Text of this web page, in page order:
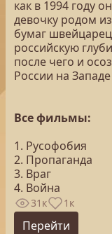
как в 1994 году
девочку родом
бумаг
российскую
после чего и
России на
Все фильмы:
1. Русофобия
2. Пропаганда
3. Враг
4. Война
31к 1к
Перейти